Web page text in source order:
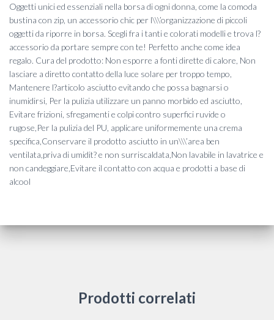
Oggetti unici ed essenziali nella borsa di ogni donna, come la comoda
bustina con zip, un accessorio chic per l\\\’organizzazione di piccoli
oggetti da riporre in borsa. Scegli fra i tanti e colorati modelli e trova l?
accessorio da portare sempre con te! Perfetto anche come idea
regalo. Cura del prodotto: Non esporre a fonti dirette di calore, Non
lasciare a diretto contatto della luce solare per troppo tempo,
Mantenere l?articolo asciutto evitando che possa bagnarsi o
inumidirsi, Per la pulizia utilizzare un panno morbido ed asciutto,
Evitare frizioni, sfregamenti e colpi contro superfici ruvide o
rugose,Per la pulizia del PU, applicare uniformemente una crema
specifica,Conservare il prodotto asciutto in un\\\’area ben
ventilata,priva di umidit? e non surriscaldata,Non lavabile in lavatrice e
non candeggiare,Evitare il contatto con acqua e prodotti a base di
alcool
Prodotti correlati